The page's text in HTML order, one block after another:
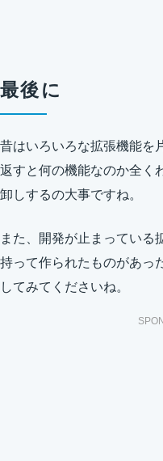
最後に
昔はいろいろな拡張機能を
返すと何の機能なのか全く
卸しするの大事ですね。
また、開発が止まっている
持って作られたものがあっ
してみてくださいね。